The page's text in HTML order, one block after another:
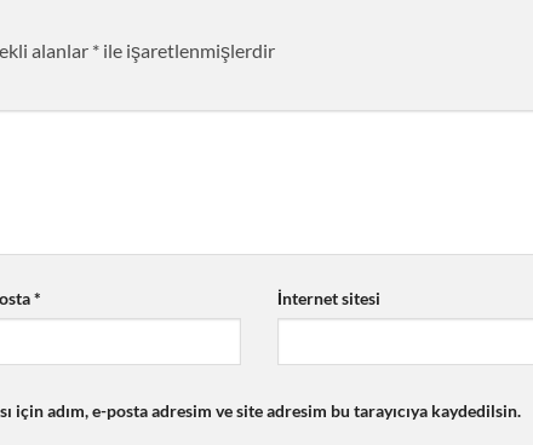
alanlar * ile işaretlenmişlerdir
* İnternet sitesi
için adım, e-posta adresim ve site adresim bu tarayıcıya kaydedilsin.